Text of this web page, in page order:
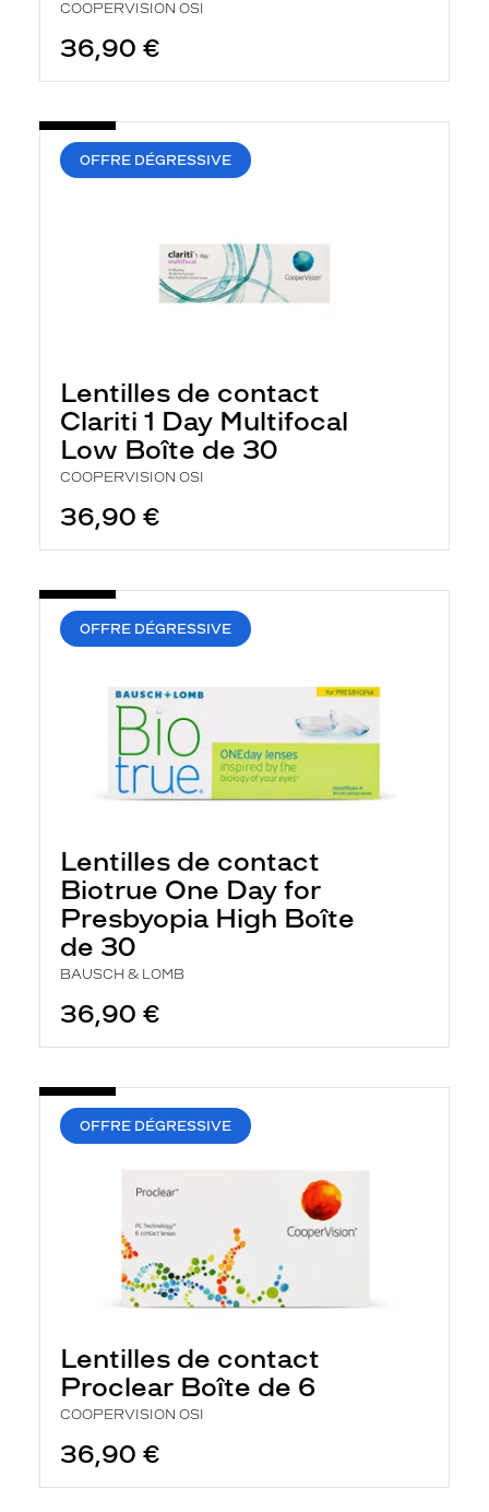
COOPERVISION OSI
36,90 €
OFFRE DÉGRESSIVE
Lentilles de contact
Clariti 1 Day Multifocal
Low Boîte de 30
COOPERVISION OSI
36,90 €
OFFRE DÉGRESSIVE
Lentilles de contact
Biotrue One Day for
Presbyopia High Boîte
de 30
BAUSCH & LOMB
36,90 €
OFFRE DÉGRESSIVE
Lentilles de contact
Proclear Boîte de 6
COOPERVISION OSI
36,90 €